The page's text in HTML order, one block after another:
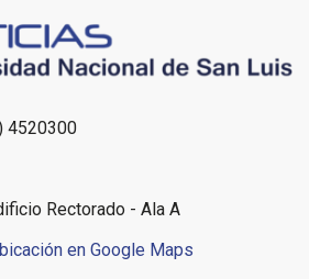
4520300
Rectorado - Ala A
en Google Maps